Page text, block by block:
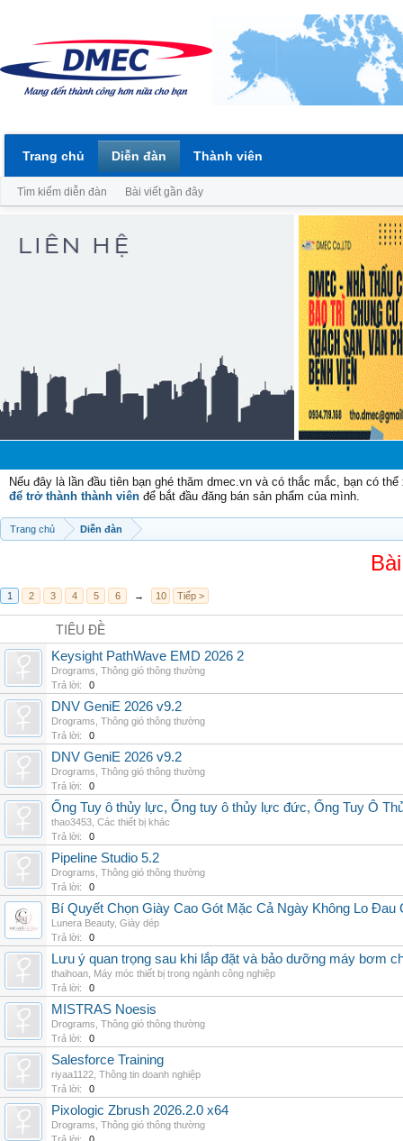
Nếu đây là lần đầu tiên bạn ghé thăm dmec.vn và có thắc mắc, bạn có
để trở thành thành viên để bắt đầu đăng bán sản phẩm của mình.
Trang chủ Diễn đàn
1 2 3 4 5 6 → 10 Tiếp >
TIÊU ĐỀ
Keysight PathWave EMD 2026 2
Drograms Thông gió thông thường
Trả lời:
0
DNV GeniE 2026 v9.2
Drograms Thông gió thông thường
Trả lời:
0
DNV GeniE 2026 v9.2
Drograms Thông gió thông thường
Trả lời:
0
Ống Tuy ô thủy lực, Ống tuy ô thủy lực đức, Ống Tuy Ô
thao3453 Các thiết bị khác
Trả lời:
0
Pipeline Studio 5.2
Drograms Thông gió thông thường
Trả lời:
0
Bí Quyết Chọn Giày Cao Gót Mặc Cả Ngày Không Lo Đau
Lunera Beauty, Giày dép
Trả lời:
0
Lưu ý quan trọng sau khi lắp đặt và bảo dưỡng máy bơm
thaihoan Máy móc thiết bị trong ngành công nghiệp
Trả lời:
0
MISTRAS Noesis
Drograms Thông gió thông thường
Trả lời:
0
Salesforce Training
riyaa1122 Thông tin doanh nghiệp
Trả lời:
0
Pixologic Zbrush 2026.2.0 x64
Drograms Thông gió thông thường
Trang chủ Diễn đàn
Tìm kiếm diễn đàn Bài viết gần đây
Thành viên